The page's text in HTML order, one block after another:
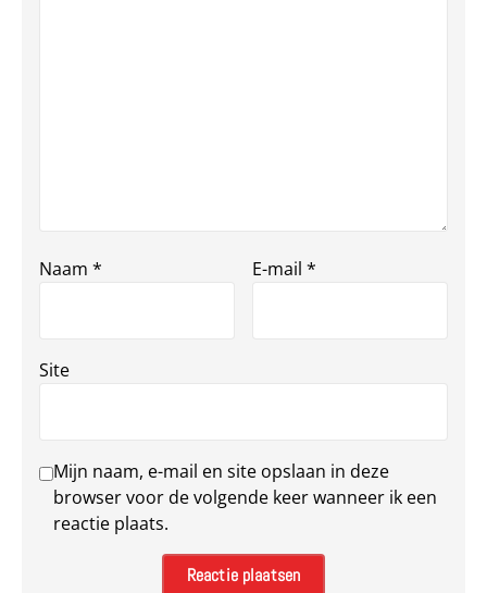
Naam * E-mail *
Site
Mijn naam, e-mail en site opslaan in deze
browser voor de volgende keer wanneer ik een
reactie plaats.